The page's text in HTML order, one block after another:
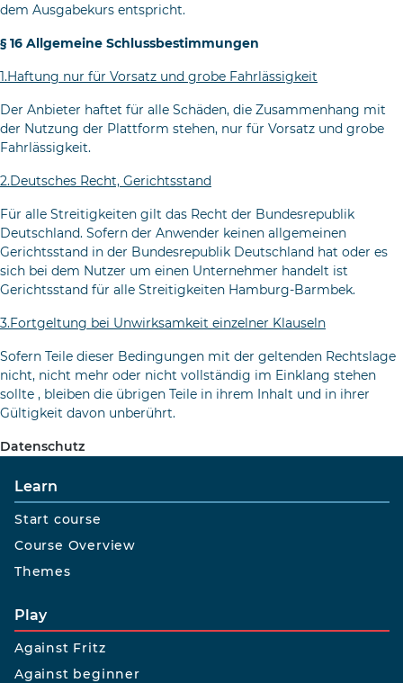
dem Ausgabekurs entspricht.
§ 16 Allgemeine Schlussbestimmungen
1.Haftung nur für Vorsatz und grobe Fahrlässigkeit
Der Anbieter haftet für alle Schäden, die Zusammenhang mit
der Nutzung der Plattform stehen, nur für Vorsatz und grobe
Fahrlässig­keit.
2.Deutsches Recht, Gerichtsstand
Für alle Streitigkeiten gilt das Recht der Bundesrepublik
Deutsch­land. Sofern der Anwender keinen allgemeinen
Gerichtsstand in der Bundesrepublik Deutschland hat oder es
sich bei dem Nutzer um ei­nen Unternehmer handelt ist
Gerichtsstand für alle Streitigkeiten Hamburg-Barmbek.
3.Fortgeltung bei Unwirksamkeit einzelner Klauseln
Sofern Teile dieser Bedingungen mit der geltenden Rechtslage
nicht, nicht mehr oder nicht vollständig im Einklang stehen
sollte , bleiben die übrigen Teile in ihrem Inhalt und in ihrer
Gültigkeit da­von unberührt.
Datenschutz
Learn
Start course
Course Overview
Themes
Play
Against Fritz
Against beginner